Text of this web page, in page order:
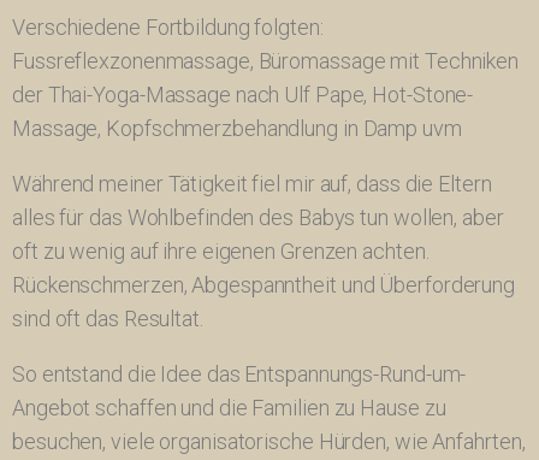
Verschiedene Fortbildung folgten:
Fussreflexzonenmassage, Büromassage mit Techniken
der Thai-Yoga-Massage nach Ulf Pape, Hot-Stone-
Massage, Kopfschmerzbehandlung in Damp uvm
Während meiner Tätigkeit fiel mir auf, dass die Eltern
alles für das Wohlbefinden des Babys tun wollen, aber
oft zu wenig auf ihre eigenen Grenzen achten.
Rückenschmerzen, Abgespanntheit und Überforderung
sind oft das Resultat.
So entstand die Idee das Entspannungs-Rund-um-
Angebot schaffen und die Familien zu Hause zu
besuchen, viele organisatorische Hürden, wie Anfahrten,